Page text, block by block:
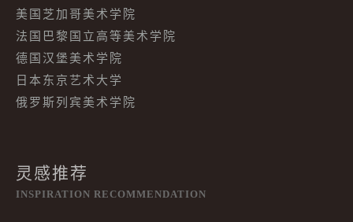
美国芝加哥美术学院
法国巴黎国立高等美术学院
德国汉堡美术学院
日本东京艺术大学
俄罗斯列宾美术学院
灵感推荐
INSPIRATION RECOMMENDATION